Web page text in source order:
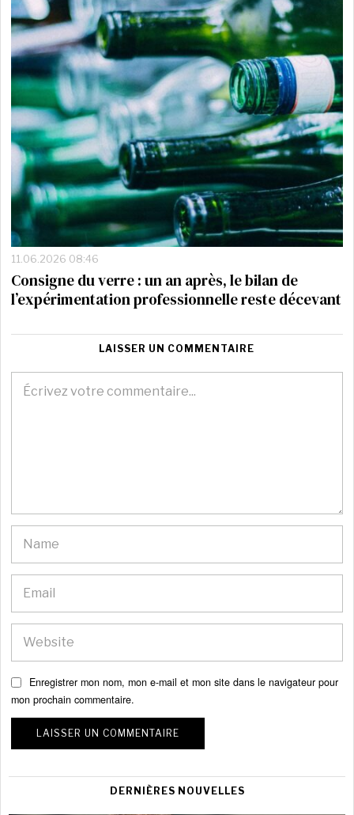
11.06.2026 08:46
Consigne du verre : un an après, le bilan de
l’expérimentation professionnelle reste décevant
LAISSER UN COMMENTAIRE
Enregistrer mon nom, mon e-mail et mon site dans le navigateur pour
mon prochain commentaire.
DERNIÈRES NOUVELLES